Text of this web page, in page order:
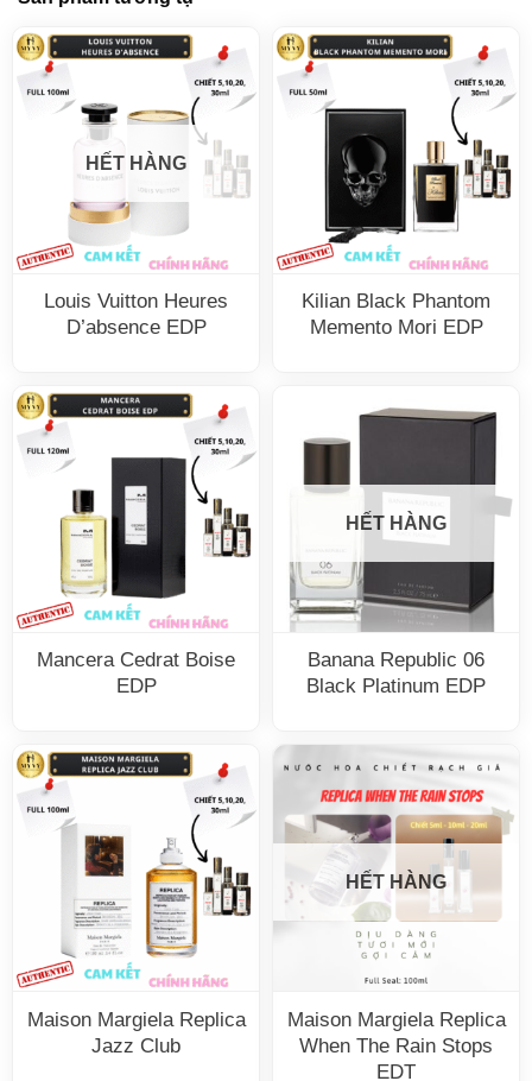
HẾT HÀNG
Louis Vuitton Heures
D’absence EDP
Kilian Black Phantom
Memento Mori EDP
Mancera Cedrat Boise
EDP
HẾT HÀNG
Banana Republic 06
Black Platinum EDP
Maison Margiela Replica
Jazz Club
HẾT HÀNG
Maison Margiela Replica
When The Rain Stops
EDT